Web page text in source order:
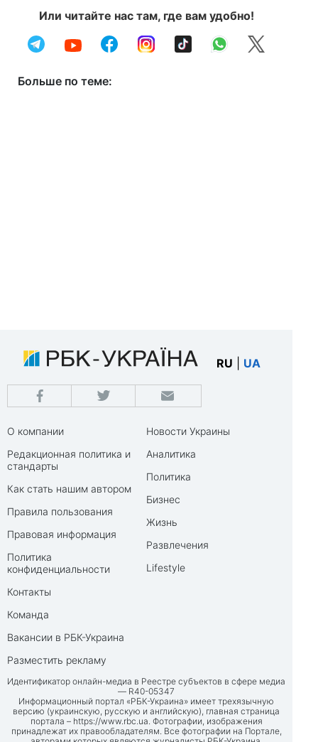
Или читайте нас там, где вам удобно!
Больше по теме:
RU UA
О компании
Редакционная политика и
стандарты
Как стать нашим автором
Правила пользования
Правовая информация
Политика
конфиденциальности
Контакты
Команда
Вакансии в РБК-Украина
Разместить рекламу
Новости Украины
Аналитика
Политика
Бизнес
Жизнь
Развлечения
Lifestyle
Идентификатор онлайн-медиа в Реестре субъектов в сфере медиа
— R40-05347
Информационный портал «РБК-Украина» имеет трехязычную
версию (украинскую, русскую и английскую), главная страница
портала – https://www.rbc.ua. Фотографии, изображения
принадлежат их правообладателям. Все фотографии на Портале,